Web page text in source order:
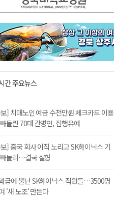
간 주요뉴스
] 치매노인 예금 수천만원 체크카드 이용
돌린 70대 간병인, 집행유예
] 중국 회사 이직 노리고 SK하이닉스 기
돌려…결국 실형
급에 뿔난 SK하이닉스 직원들…3500명
'새 노조' 만든다